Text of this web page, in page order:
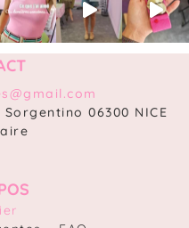
06300 NICE